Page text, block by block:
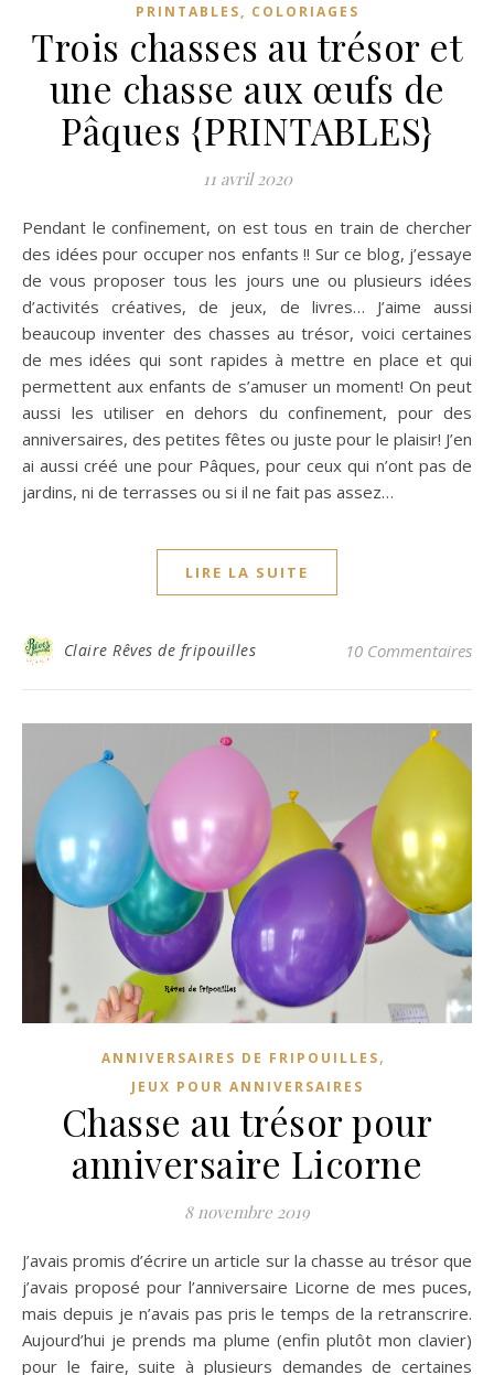
PRINTABLES, COLORIAGES
Trois chasses au trésor et
une chasse aux œufs de
Pâques {PRINTABLES}
11 avril 2020
Pendant le confinement, on est tous en train de chercher
des idées pour occuper nos enfants !! Sur ce blog, j’essaye
de vous proposer tous les jours une ou plusieurs idées
d’activités créatives, de jeux, de livres… J’aime aussi
beaucoup inventer des chasses au trésor, voici certaines
de mes idées qui sont rapides à mettre en place et qui
permettent aux enfants de s’amuser un moment! On peut
aussi les utiliser en dehors du confinement, pour des
anniversaires, des petites fêtes ou juste pour le plaisir! J’en
ai aussi créé une pour Pâques, pour ceux qui n’ont pas de
jardins, ni de terrasses ou si il ne fait pas assez…
LIRE LA SUITE
Claire Rêves de fripouilles 10 Commentaires
ANNIVERSAIRES DE FRIPOUILLES,
JEUX POUR ANNIVERSAIRES
Chasse au trésor pour
anniversaire Licorne
8 novembre 2019
J’avais promis d’écrire un article sur la chasse au trésor que
j’avais proposé pour l’anniversaire Licorne de mes puces,
mais depuis je n’avais pas pris le temps de la retranscrire.
Aujourd’hui je prends ma plume (enfin plutôt mon clavier)
pour le faire, suite à plusieurs demandes de certaines